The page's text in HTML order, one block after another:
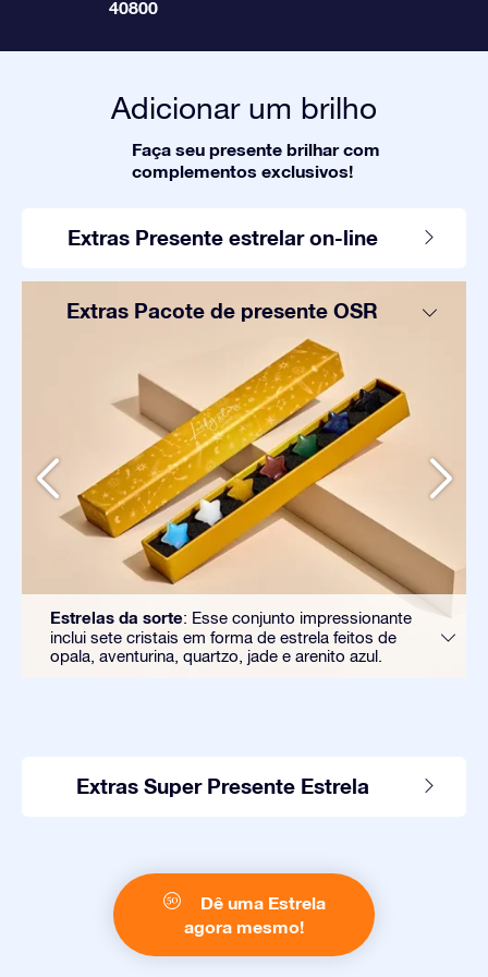
40800
Adicionar um brilho
Faça seu presente brilhar com
complementos exclusivos!
Extras Presente estrelar on-line
Extras Pacote de presente OSR
Estrelas da sorte: Esse conjunto impressionante
inclui sete cristais em forma de estrela feitos de
opala, aventurina, quartzo, jade e arenito azul.
Extras Super Presente Estrela
Dê uma Estrela
agora mesmo!